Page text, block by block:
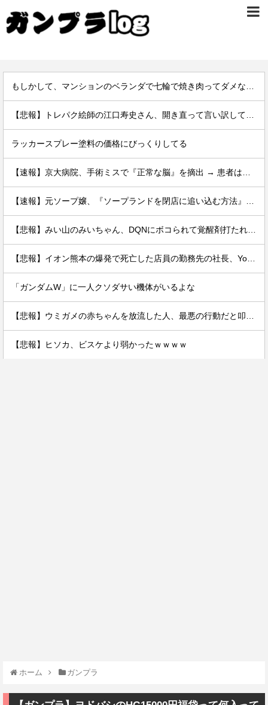
ラッカースプレー塗料の価格にびっくりしてる
「ガンダムW」に一人クソダサい機体がいるよな
【悲報】ヒソカ、ビスケより弱かったｗｗｗｗ
ホーム ガンプラ